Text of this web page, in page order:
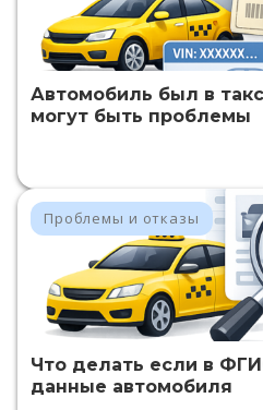
Автомобиль был в
могут быть проблемы
Проблемы и отказы
Что делать если в
данные автомобиля